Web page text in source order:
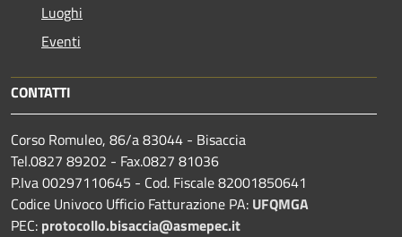
Luoghi
Eventi
CONTATTI
Corso Romuleo, 86/a 83044 - Bisaccia
Tel.0827 89202 - Fax.0827 81036
P.Iva 00297110645 - Cod. Fiscale 82001850641
Codice Univoco Ufficio Fatturazione PA: UFQMGA
PEC: protocollo.bisaccia@asmepec.it